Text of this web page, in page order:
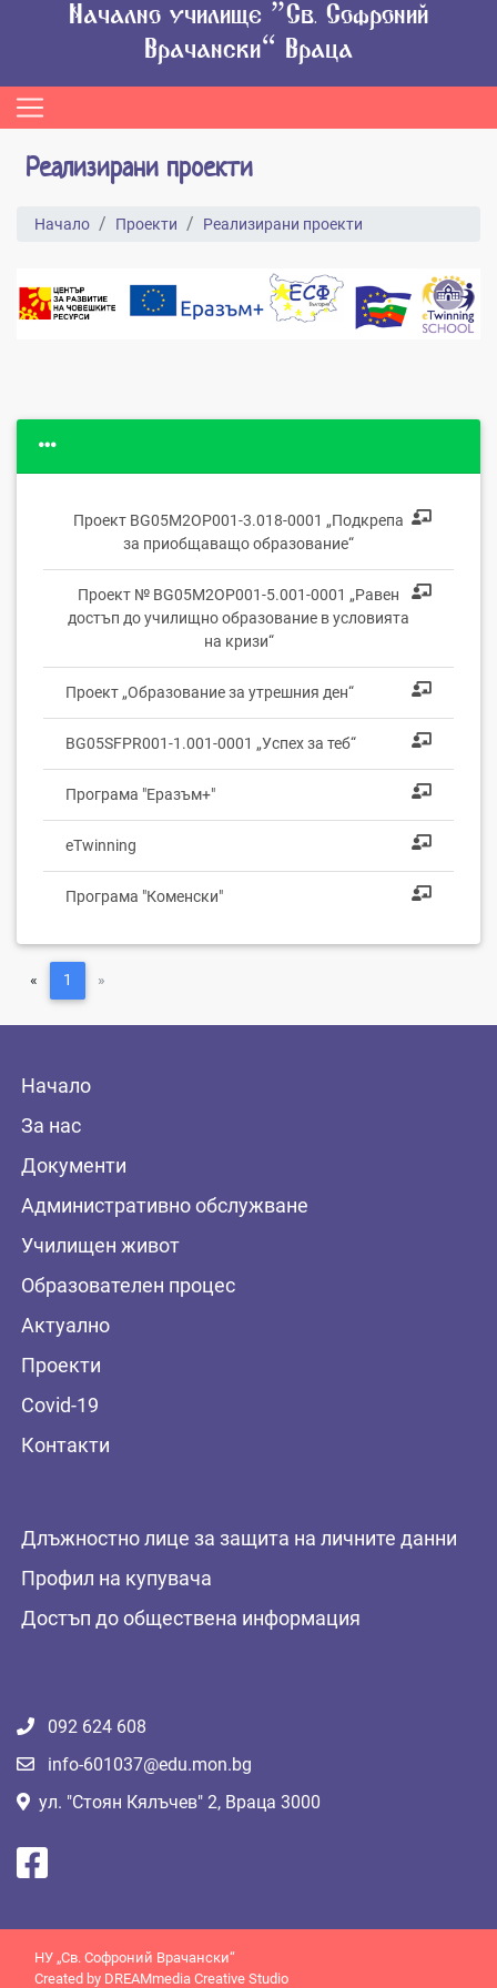
Начално училище “Св. Софроний
Врачански” Враца
Реализирани проекти
Начало Проекти Реализирани проекти
Проект BG05M2ОP001-3.018-0001 „Подкрепа
за приобщаващо образование“
Проект № BG05M2OP001-5.001-0001 „Равен
достъп до училищно образование в условията
на кризи“
Проект „Образование за утрешния ден“
BG05SFPR001-1.001-0001 „Успех за теб“
Програма "Еразъм+"
eTwinning
Програма "Коменски"
« 1 »
Начало
За нас
Документи
Административно обслужване
Училищен живот
Образователен процес
Актуално
Проекти
Covid-19
Контакти
Длъжностно лице за защита на личните данни
Профил на купувача
Достъп до обществена информация
092 624 608
info-601037@edu.mon.bg
ул. "Стоян Кялъчев" 2, Враца 3000
НУ „Св. Софроний Врачански“
Created by DREAMmedia Creative Studio